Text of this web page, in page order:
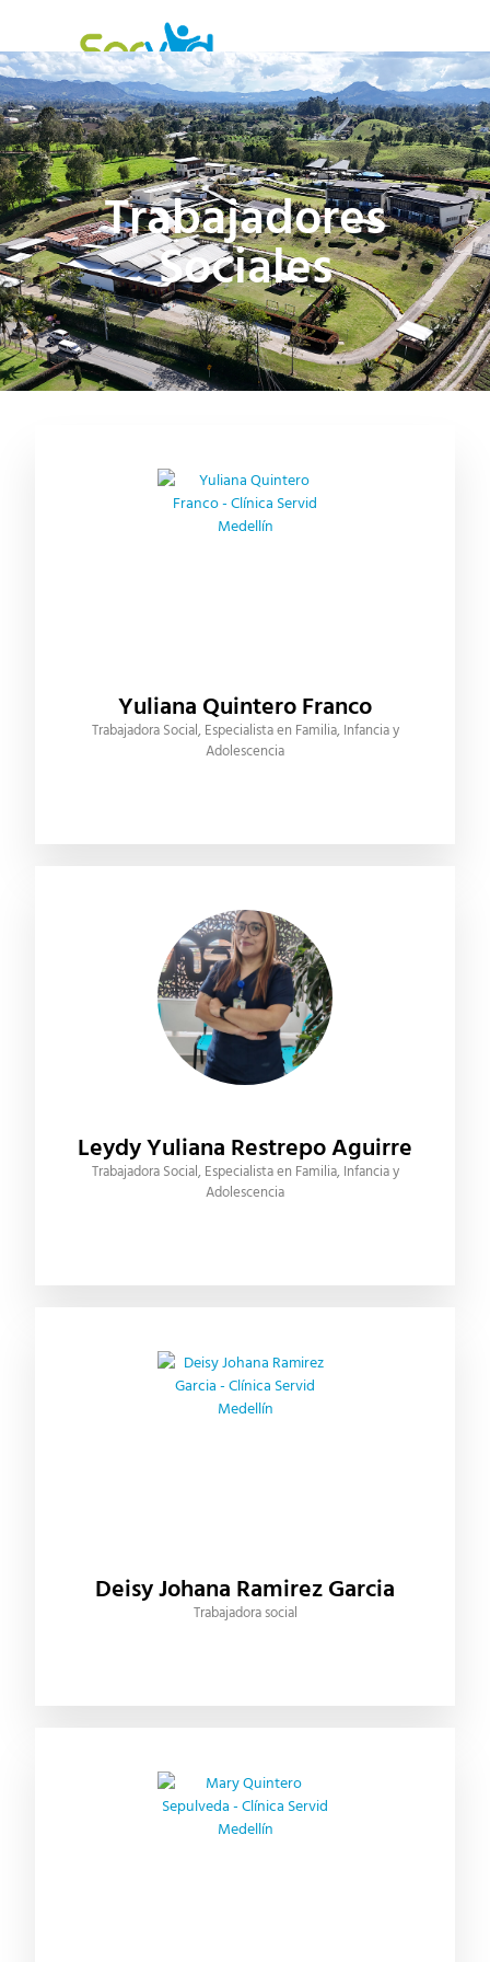
Trabajadores
Sociales
Yuliana Quintero Franco
Trabajadora Social, Especialista en Familia, Infancia y
Adolescencia
Leydy Yuliana Restrepo Aguirre
Trabajadora Social, Especialista en Familia, Infancia y
Adolescencia
Deisy Johana Ramirez Garcia
Trabajadora social